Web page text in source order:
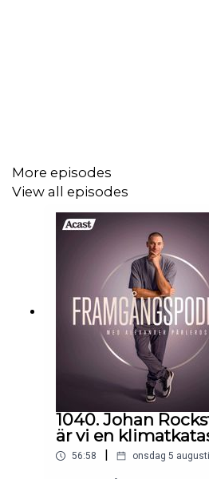
Men ett liv i skuggorna kommer
att Natalie lyckades hålla sig
hon ständigt med hot, svek och
när hon väntade sitt första barn –
Idag lever Natalie under
värld hon en gång kände.
“Prinsessan på höjden” och
hon sin historia för att väcka
visa den brutala verkligheten
Det här är ett gripande och
More episodes
View all episodes
1040. Johan
är vi en
56:58 onsdag 5